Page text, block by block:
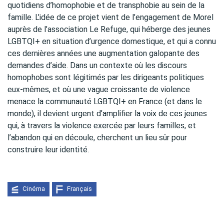
quotidiens d’homophobie et de transphobie au sein de la
famille. L’idée de ce projet vient de l’engagement de Morel
auprès de l’association Le Refuge, qui héberge des jeunes
LGBTQI+ en situation d’urgence domestique, et qui a connu
ces dernières années une augmentation galopante des
demandes d’aide. Dans un contexte où les discours
homophobes sont légitimés par les dirigeants politiques
eux-mêmes, et où une vague croissante de violence
menace la communauté LGBTQI+ en France (et dans le
monde), il devient urgent d’amplifier la voix de ces jeunes
qui, à travers la violence exercée par leurs familles, et
l’abandon qui en découle, cherchent un lieu sûr pour
construire leur identité.
Cinéma Français